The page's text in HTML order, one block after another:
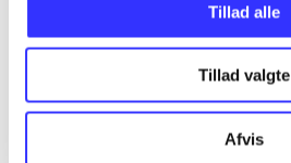
Tillad alle
Tillad valgte
Afvis